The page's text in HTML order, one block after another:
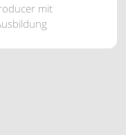
mit